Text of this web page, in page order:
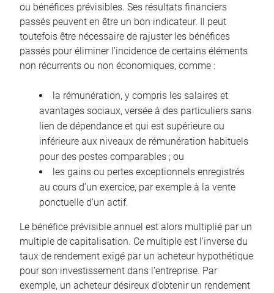
ou bénéfices prévisibles. Ses résultats financiers
passés peuvent en être un bon indicateur. Il peut
toutefois être nécessaire de rajuster les bénéfices
passés pour éliminer l’incidence de certains éléments
non récurrents ou non économiques, comme :
la rémunération, y compris les salaires et
avantages sociaux, versée à des particuliers sans
lien de dépendance et qui est supérieure ou
inférieure aux niveaux de rémunération habituels
pour des postes comparables ; ou
les gains ou pertes exceptionnels enregistrés
au cours d’un exercice, par exemple à la vente
ponctuelle d’un actif.
Le bénéfice prévisible annuel est alors multiplié par un
multiple de capitalisation. Ce multiple est l’inverse du
taux de rendement exigé par un acheteur hypothétique
pour son investissement dans l’entreprise. Par
exemple, un acheteur désireux d’obtenir un rendement